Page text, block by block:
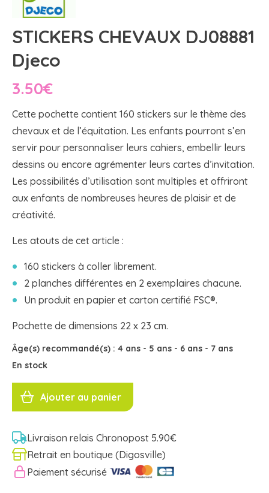
STICKERS CHEVAUX DJ08881
Djeco
3.50€
Cette pochette contient 160 stickers sur le thème des
chevaux et de l’équitation. Les enfants pourront s’en
servir pour personnaliser leurs cahiers, embellir leurs
dessins ou encore agrémenter leurs cartes d’invitation.
Les possibilités d’utilisation sont multiples et offriront
aux enfants de nombreuses heures de plaisir et de
créativité.
Les atouts de cet article :
160 stickers à coller librement.
2 planches différentes en 2 exemplaires chacune.
Un produit en papier et carton certifié FSC®.
Pochette de dimensions 22 x 23 cm.
Âge(s) recommandé(s) : 4 ans - 5 ans - 6 ans - 7 ans
En stock
quantité
STICKERS
CHEVAUX Ajouter au panier
Livraison relais Chronopost 5.90€
Retrait en boutique (Digosville)
Paiement sécurisé